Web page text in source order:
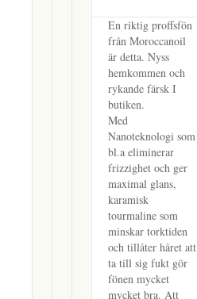
En riktig proffsfön
från Moroccanoil
är detta. Nyss
hemkommen och
rykande färsk I
butiken.
Med
Nanoteknologi som
bl.a eliminerar
frizzighet och ger
maximal glans,
karamisk
tourmaline som
minskar torktiden
och tillåter håret att
ta till sig fukt gör
fönen mycket
mycket bra. Att